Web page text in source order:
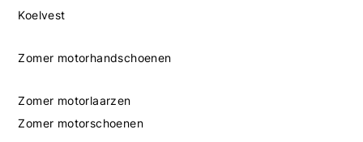
Koelvest
Zomer motorhandschoenen
Zomer motorlaarzen
Zomer motorschoenen